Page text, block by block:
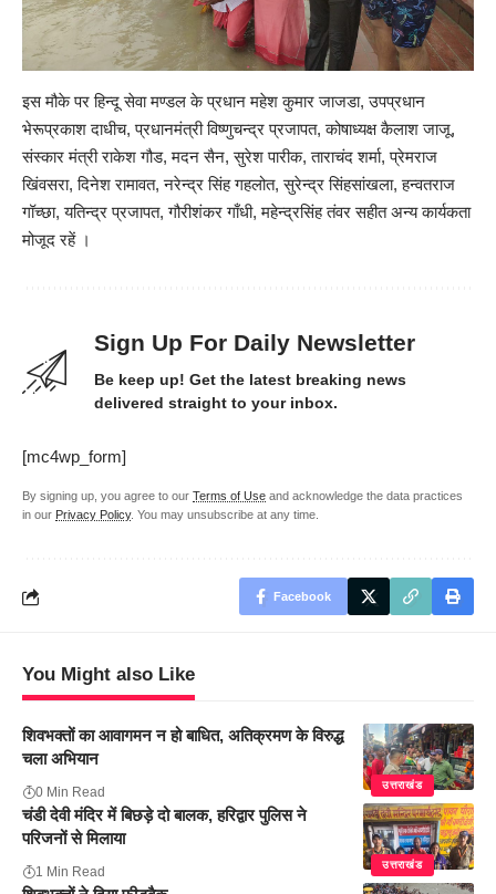
इस मौके पर हिन्दू सेवा मण्डल के प्रधान महेश कुमार जाजडा, उपप्रधान
भेरूप्रकाश दाधीच, प्रधानमंत्री विष्णुचन्द्र प्रजापत, कोषाध्यक्ष कैलाश जाजू,
संस्कार मंत्री राकेश गौड, मदन सैन, सुरेश पारीक, ताराचंद शर्मा, प्रेमराज
खिंवसरा, दिनेश रामावत, नरेन्द्र सिंह गहलोत, सुरेन्द्र सिंहसांखला, हन्वतराज
गॉच्छा, यतिन्द्र प्रजापत, गौरीशंकर गाँधी, महेन्द्रसिंह तंवर सहीत अन्य कार्यकता
मोजूद रहें ।
Sign Up For Daily Newsletter
Be keep up! Get the latest breaking news
delivered straight to your inbox.
[mc4wp_form]
By signing up, you agree to our Terms of Use and acknowledge the data practices
in our Privacy Policy. You may unsubscribe at any time.
Facebook
You Might also Like
उत्तराखंड
शिवभक्तों का आवागमन न हो बाधित, अतिक्रमण के विरुद्ध
चला अभियान
0 Min Read
उत्तराखंड
चंडी देवी मंदिर में बिछड़े दो बालक, हरिद्वार पुलिस ने
परिजनों से मिलाया
1 Min Read